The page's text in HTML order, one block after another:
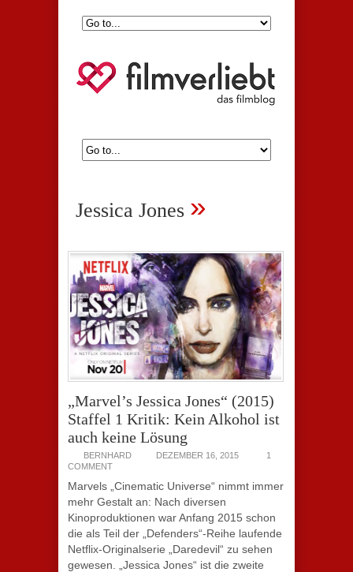
Jessica Jones »
„Marvel’s Jessica Jones“ (2015)
Staffel 1 Kritik: Kein Alkohol ist
auch keine Lösung
BERNHARD DEZEMBER 16, 2015
1
COMMENT
Marvels „Cinematic Universe“ nimmt immer
mehr Gestalt an: Nach diversen
Kinoproduktionen war Anfang 2015 schon
die als Teil der „Defenders“-Reihe laufende
Netflix-Originalserie „Daredevil“ zu sehen
gewesen. „Jessica Jones“ ist die zweite